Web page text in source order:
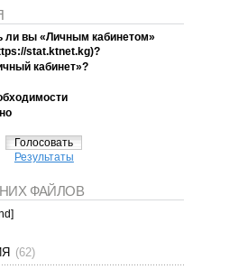
ли вы «Личным кабинетом»
stat.ktnet.kg)?
кабинет»?
Результаты
ФАЙЛОВ
(62)